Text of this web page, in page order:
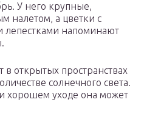
У него крупные,
налетом, а цветки с
напоминают
открытых пространствах
солнечного света.
хорошем уходе она может